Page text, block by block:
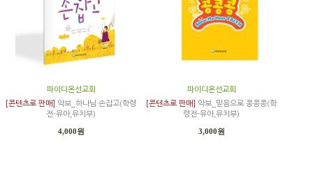
파이디온선교회
[콘텐츠로 판매]
악보_하나님 손잡고(학령
전-유아,유치부)
4,000원
파이디온선교회
[콘텐츠로 판매]
악보_믿음으로 콩콩콩(학
령전-유아,유치부)
3,000원